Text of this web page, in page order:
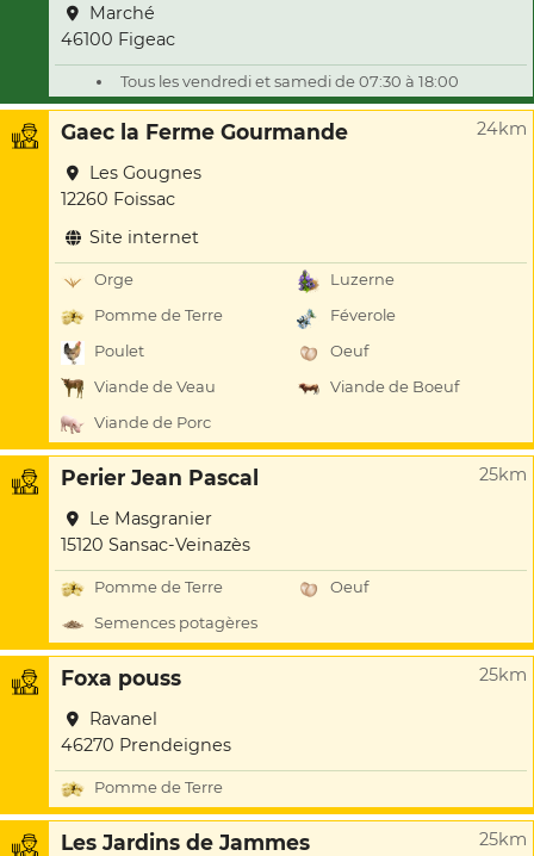
Marché
46100 Figeac
Tous les vendredi et samedi de 07:30 à 18:00
Gaec la Ferme Gourmande 24km
Les Gougnes
12260 Foissac
Site internet
Orge
Luzerne
Pomme de Terre
Féverole
Poulet
Oeuf
Viande de Veau
Viande de Boeuf
Viande de Porc
Perier Jean Pascal 25km
Le Masgranier
15120 Sansac-Veinazès
Pomme de Terre
Oeuf
Semences potagères
Foxa pouss 25km
Ravanel
46270 Prendeignes
Pomme de Terre
Les Jardins de Jammes 25km